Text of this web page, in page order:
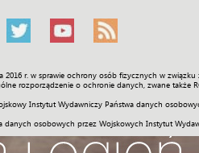
r. w sprawie ochrony osób fizycznych w
rozporządzenie o ochronie danych, zwane także
Instytut Wydawniczy Państwa danych
danych osobowych przez Wojskowych Instytut
Historia Galerie Wideo